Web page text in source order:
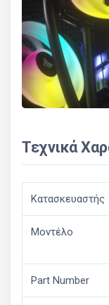
Τεχνικά
Κατασκευαστής
Μοντέλο
Part Number